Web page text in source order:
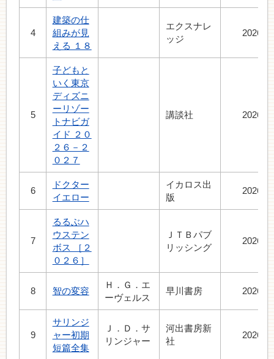
4
建築の仕
組みが見
える １８
エクスナレ
ッジ
2026.7
5
子どもと
いく東京
ディズニ
ーリゾー
トナビガ
イド ２０
２６－２
０２７
講談社 2026.6
6
ドクター
イエロー
イカロス出
版
2026.7
7
るるぶハ
ウステン
ボス ［２
０２６］
ＪＴＢパブ
リッシング
2026.7
8 智の変容
Ｈ．Ｇ．エ
ーヴェルス
早川書房 2026.7
9
サリンジ
ャー初期
短篇全集
Ｊ．Ｄ．サ
リンジャー
河出書房新
社
2026.7